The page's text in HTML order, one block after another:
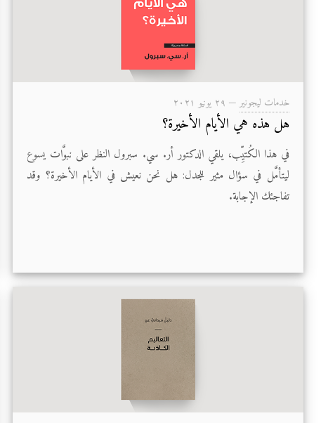
خدمات ليجونير— ۲۹ يونيو ۲۰۲۱
هل هذه هي الأيام الأخيرة؟
في هذا الكُتيِّب، يلقي الدكتور أر. سي. سبرول النظر على نبوَّات يسوع
ليتأمَّل في سؤال مثير للجدل: هل نحن نعيش في الأيام الأخيرة؟ وقد
تفاجئك الإجابة.